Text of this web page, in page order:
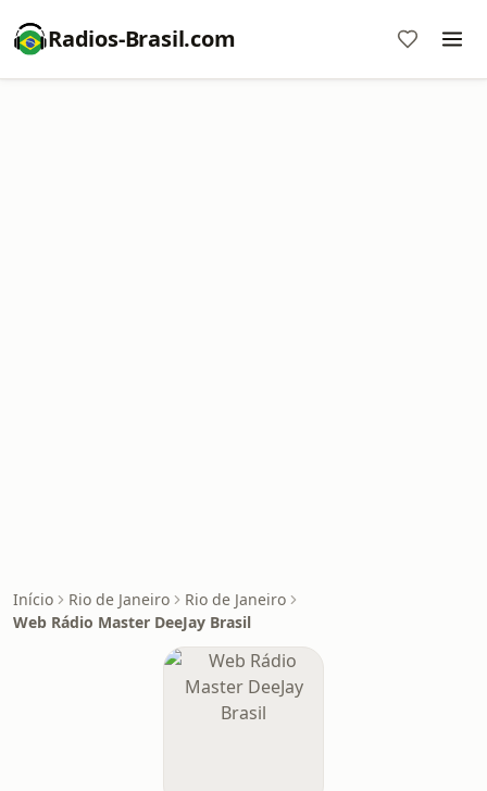
Radios-Brasil.com
Início Rio de Janeiro
Rio de Janeiro
Web Rádio Master DeeJay Brasil